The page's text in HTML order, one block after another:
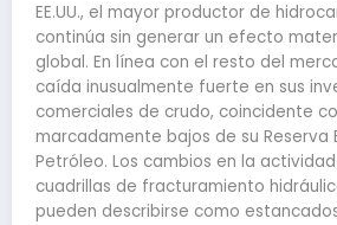
EE.UU., el mayor productor de
continúa sin generar un efecto
global. En línea con el resto del
caída inusualmente fuerte en sus
comerciales de crudo, coincidente
marcadamente bajos de su Reserva
Petróleo. Los cambios en la
cuadrillas de fracturamiento
pueden describirse como